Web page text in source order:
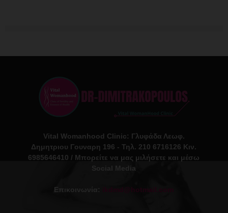
Vital Womanhood Clinic: Γλυφάδα Λεωφ.
Δημητριου Γουναρη 196 - Τηλ. 210 6716126 Κιν.
6985646410 / Μπορείτε να μας μιλήσετε και μέσω
Social Media
Επικοινωνία: ikdmd@hotmail.com